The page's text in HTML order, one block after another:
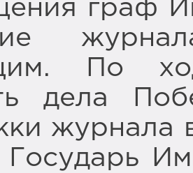
граф
По
дела
журнала
Государь